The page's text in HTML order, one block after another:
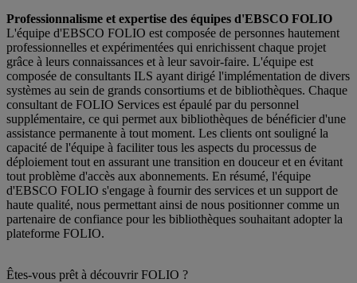
Professionnalisme et expertise des équipes d'EBSCO FOLIO
L'équipe d'EBSCO FOLIO est composée de personnes hautement
professionnelles et expérimentées qui enrichissent chaque projet
grâce à leurs connaissances et à leur savoir-faire. L'équipe est
composée de consultants ILS ayant dirigé l'implémentation de divers
systèmes au sein de grands consortiums et de bibliothèques. Chaque
consultant de FOLIO Services est épaulé par du personnel
supplémentaire, ce qui permet aux bibliothèques de bénéficier d'une
assistance permanente à tout moment. Les clients ont souligné la
capacité de l'équipe à faciliter tous les aspects du processus de
déploiement tout en assurant une transition en douceur et en évitant
tout problème d'accès aux abonnements. En résumé, l'équipe
d'EBSCO FOLIO s'engage à fournir des services et un support de
haute qualité, nous permettant ainsi de nous positionner comme un
partenaire de confiance pour les bibliothèques souhaitant adopter la
plateforme FOLIO.
Êtes-vous prêt à découvrir FOLIO ?